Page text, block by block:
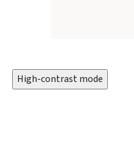
High-contrast mode